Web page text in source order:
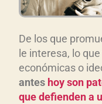
De los que
le interesa, lo
económicas o
antes hoy son
que defienden a